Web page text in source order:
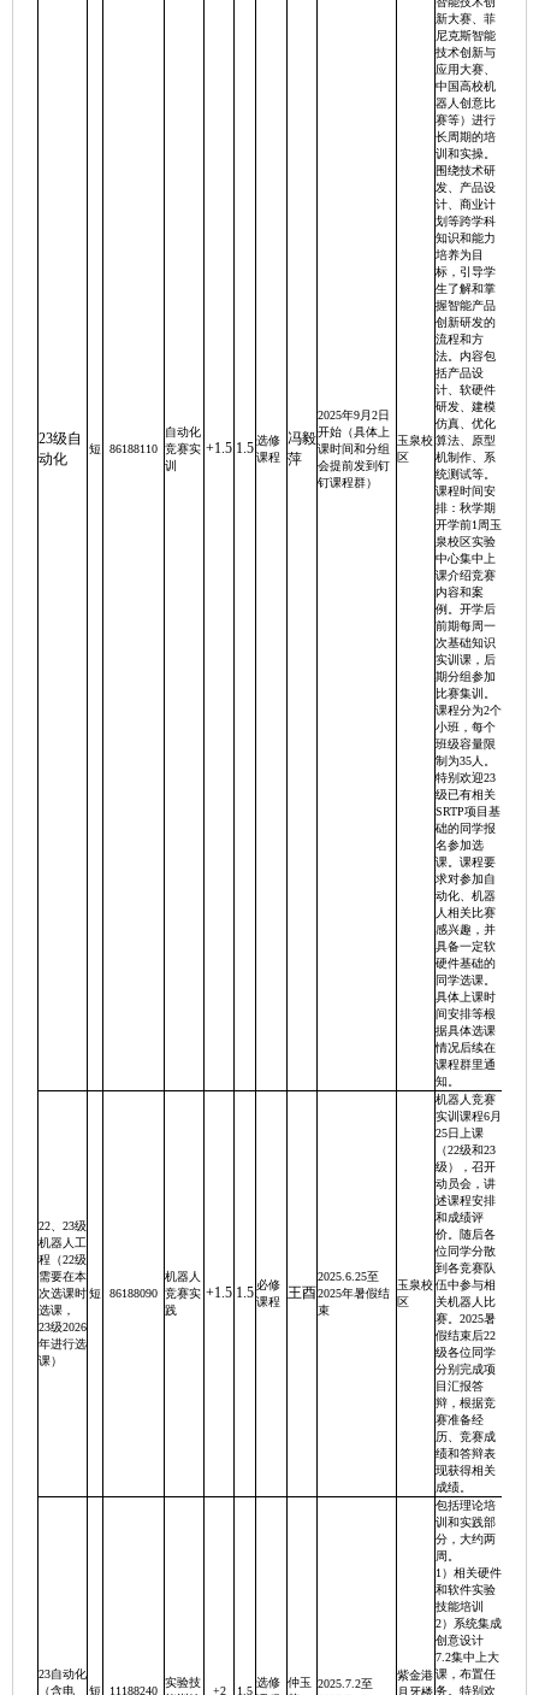
23级自
动化
短 86188110
自动化
竞赛实
训
+1.5 1.5选修
课程
冯毅
萍
2025年9月2日
开始（具体上
课时间和分组
会提前发到钉
钉课程群）
玉泉校
区
新大赛、菲
尼克斯智能
技术创新与
应用大赛、
中国高校机
器人创意比
赛等）进行
长周期的培
训和实操。
围绕技术研
发、产品设
计、商业计
划等跨学科
知识和能力
培养为目
标，引导学
生了解和掌
握智能产品
创新研发的
流程和方
法。内容包
括产品设
计、软硬件
研发、建模
仿真、优化
算法、原型
机制作、系
统测试等。
课程时间安
排：秋学期
开学前1周玉
泉校区实验
中心集中上
课介绍竞赛
内容和案
例。开学后
前期每周一
次基础知识
实训课，后
期分组参加
比赛集训。
课程分为2个
小班，每个
班级容量限
制为35人。
特别欢迎23
级已有相关
SRTP项目基
础的同学报
名参加选
课。课程要
求对参加自
动化、机器
人相关比赛
感兴趣，并
具备一定软
硬件基础的
同学选课。
具体上课时
间安排等根
据具体选课
情况后续在
课程群里通
知。
22、23级
机器人工
程（22级
需要在本
次选课时
选课，
23级2026
年进行选
课）
短 86188090
机器人
竞赛实
践
+1.5 1.5 必修
课程
王酉
2025.6.25至
2025年暑假结
束
玉泉校
区
机器人竞赛
实训课程6月
25日上课
（22级和23
级），召开
动员会，讲
述课程安排
和成绩评
价。随后各
位同学分散
到各竞赛队
伍中参与相
关机器人比
赛。2025暑
假结束后22
级各位同学
分别完成项
目汇报答
辩，根据竞
赛准备经
历、竞赛成
绩和答辩表
现获得相关
成绩。
23自动化
（含电
短 11188240
实验技
+2 1.5
选修 仲玉 2025.7.2至
紫金港
包括理论培
训和实践部
分，大约两
周。
1）相关硬件
和软件实验
技能培训
2）系统集成
创意设计
7.2集中上大
课，布置任
务。特别欢